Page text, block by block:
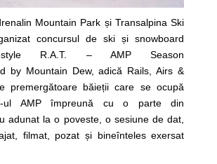
Mountain Park și Transalpina Ski
concursul de ski și snowboard
R.A.T. – AMP Season
by Mountain Dew, adică Rails, Airs &
premergătoare băieții care se ocupă
ul AMP împreună cu o parte din
adunat la o poveste, o sesiune de dat,
filmat, pozat și bineînteles exersat